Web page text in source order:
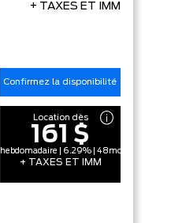
+ TAXES ET IMM
Confirmez la disponibilité
Location dès
161 $
hebdomadaire | 6.29% | 48mo
+ TAXES ET IMM